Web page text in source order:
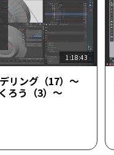
1:18:43
リング（17）～
ろう（3）～